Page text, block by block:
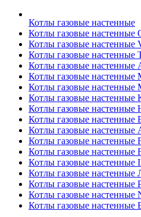
Котлы газовые настенные
Котлы газовые настенные
Котлы газовые настенные
Котлы газовые настенные
Котлы газовые настенные
Котлы газовые настенные
Котлы газовые настенные
Котлы газовые
Котлы газовые настенные
Котлы газовые настенные
Котлы газовые настенные
Котлы газовые настенные
Котлы газовые настенные
Котлы газовые настенные
Котлы газовые
Котлы газовые настенные
Котлы газовые настенные
Котлы газовые настенные